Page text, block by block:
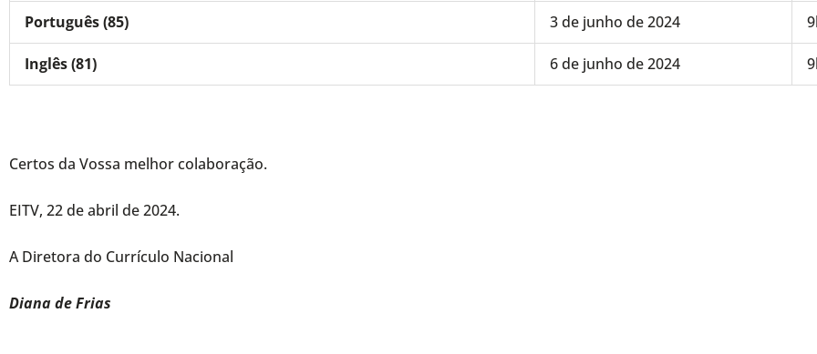
Português (85) 3 de junho de 2024
Inglês (81) 6 de junho de 2024
Certos da Vossa melhor colaboração.
EITV, 22 de abril de 2024.
A Diretora do Currículo Nacional
Diana de Frias